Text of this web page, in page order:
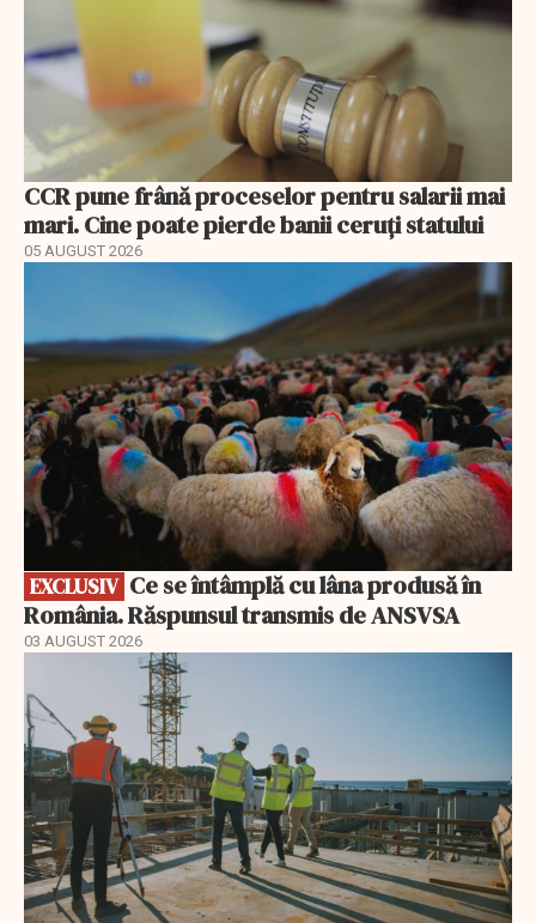
CCR pune frână proceselor pentru salarii mai
mari. Cine poate pierde banii ceruți statului
05 AUGUST 2026
EXCLUSIV
România. Răspunsul transmis de ANSVSA
03 AUGUST 2026